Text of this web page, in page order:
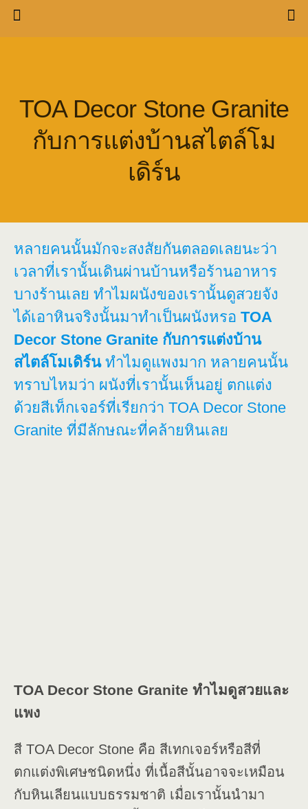
TOA Decor Stone Granite
กับการแต่งบ้านสไตล์โม
เดิร์น
หลายคนนั้นมักจะสงสัยกันตลอดเลยนะว่า
เวลาที่เรานั้นเดินผ่านบ้านหรือร้านอาหาร
บางร้านเลย ทำไมผนังของเรานั้นดูสวยจัง
ได้เอาหินจริงนั้นมาทำเป็นผนังหรอ TOA
Decor Stone Granite กับการแต่งบ้าน
สไตล์โมเดิร์น ทำไมดูแพงมาก หลายคนนั้น
ทราบไหมว่า ผนังที่เรานั้นเห็นอยู่ ตกแต่ง
ด้วยสีเท็กเจอร์ที่เรียกว่า TOA Decor Stone
Granite ที่มีลักษณะที่คล้ายหินเลย
TOA Decor Stone Granite ทำไมดูสวยและ
แพง
สี TOA Decor Stone คือ สีเทกเจอร์หรือสีที่
ตกแต่งพิเศษชนิดหนึ่ง ที่เนื้อสีนั้นอาจจะเหมือน
กับหินเลียนแบบธรรมชาติ เมื่อเรานั้นนำมา